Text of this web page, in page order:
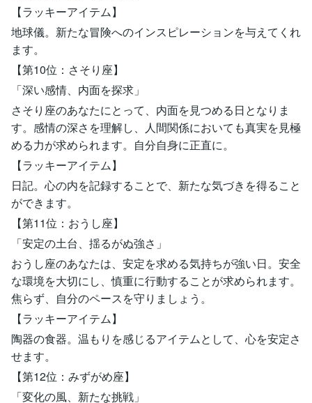
【ラッキーアイテム】
地球儀。新たな冒険へのインスピレーションを与えてくれ
ます。
【第10位：さそり座】
「深い感情、内面を探求」
さそり座のあなたにとって、内面を見つめる日となりま
す。感情の深さを理解し、人間関係においても真実を見極
める力が求められます。自分自身に正直に。
【ラッキーアイテム】
日記。心の内を記録することで、新たな気づきを得ること
ができます。
【第11位：おうし座】
「安定の土台、揺るがぬ強さ」
おうし座のあなたは、安定を求める気持ちが強い日。安全
な環境を大切にし、慎重に行動することが求められます。
焦らず、自分のペースを守りましょう。
【ラッキーアイテム】
陶器の食器。温もりを感じるアイテムとして、心を安定さ
せます。
【第12位：みずがめ座】
「変化の風、新たな挑戦」